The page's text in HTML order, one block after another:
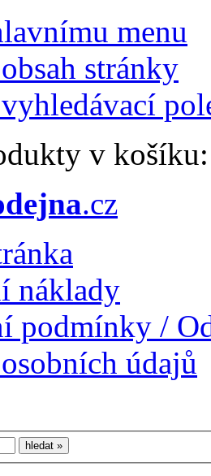
menu
stránky
v
.cz
náklady
podmínky /
údajů